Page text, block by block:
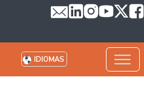
IDIOMAS